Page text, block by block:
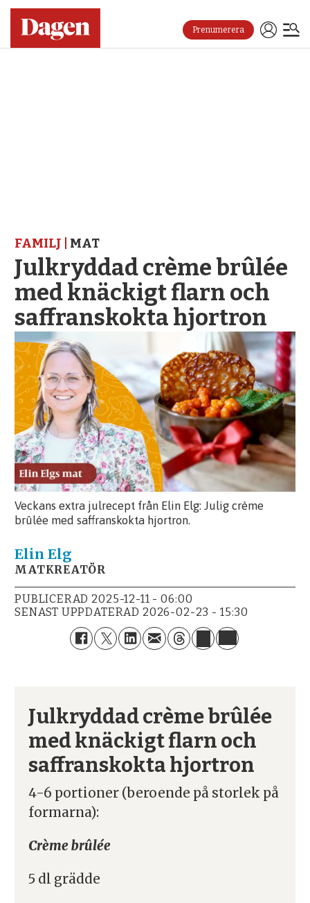
Prenumerera
FAMILJ | MAT
Julkryddad crème brûlée
med knäckigt flarn och
saffranskokta hjortron
Veckans extra julrecept från Elin Elg: Julig crème
brûlée med saffranskokta hjortron.
Elin Elg
MATKREATÖR
PUBLICERAD
2025-12-11 - 06:00
SENAST UPPDATERAD
2026-02-23 - 15:30
Julkryddad crème brûlée
med knäckigt flarn och
saffrans­kokta hjortron
4-6 portioner (beroende på storlek på
formarna):
Crème brûlée
5 dl grädde